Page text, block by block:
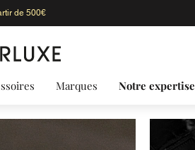
08 incluscongés d'été toutes les boutiques.
Marques Notre expertise